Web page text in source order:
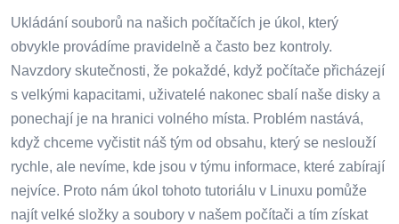
Ukládání souborů na našich počítačích je úkol, který
obvykle provádíme pravidelně a často bez kontroly.
Navzdory skutečnosti, že pokaždé, když počítače přicházejí
s velkými kapacitami, uživatelé nakonec sbalí naše disky a
ponechají je na hranici volného místa. Problém nastává,
když chceme vyčistit náš tým od obsahu, který se neslouží
rychle, ale nevíme, kde jsou v týmu informace, které zabírají
nejvíce. Proto nám úkol tohoto tutoriálu v Linuxu pomůže
najít velké složky a soubory v našem počítači a tím získat